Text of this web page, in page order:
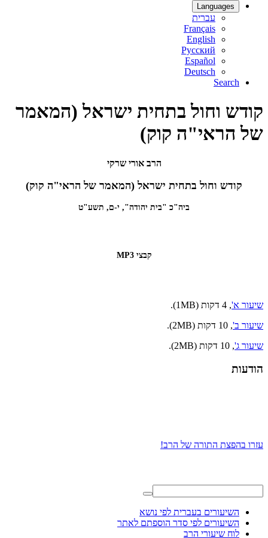
Languages
עברית
Français
English
Русский
Español
Deutsch
Search
קודש וחול בתחית ישראל (המאמר
של הראי"ה קוק)
הרב אורי שרקי
קודש וחול בתחית ישראל (המאמר של הראי"ה קוק)
ביה"כ "בית יהודה", י-ם, תשע"ט
קבצי MP3
שיעור א', 4 דקות (1MB).
שיעור ב', 10 דקות (2MB).
שיעור ג', 10 דקות (2MB).
הודעות
עזרו בהפצת התורה של הרב!
השיעורים בעברית לפי נושא
השיעורים לפי סדר הוספתם לאתר
לוח שיעורי הרב